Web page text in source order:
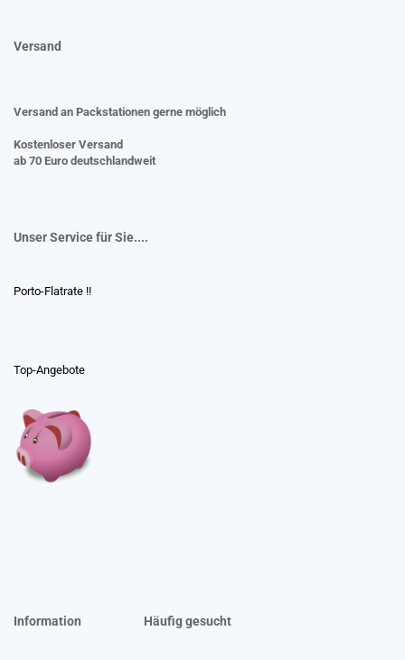
Versand
Versand an Packstationen gerne möglich
Kostenloser Versand
ab 70 Euro deutschlandweit
Unser Service für Sie....
Porto-Flatrate !!
Top-Angebote
Information Häufig gesucht